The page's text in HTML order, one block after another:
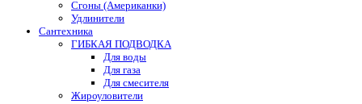
Сгоны (Американки)
Удлинители
Сантехника
ГИБКАЯ ПОДВОДКА
Для воды
Для газа
Для смесителя
Жироуловители